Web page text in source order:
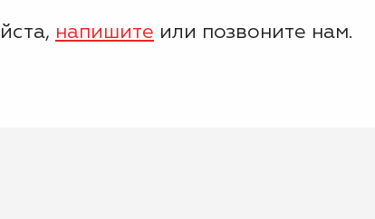
напишите или позвоните нам.